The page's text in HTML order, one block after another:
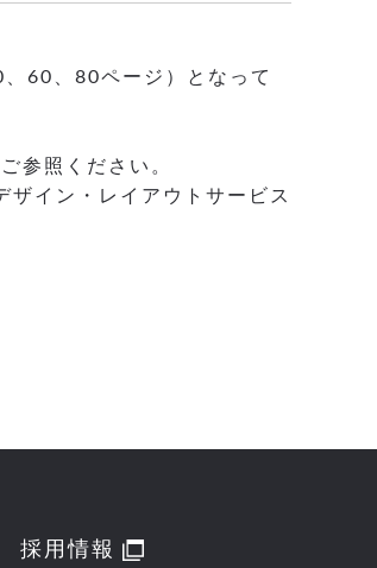
60、80ページ）となって
参照ください。
ザイン・レイアウトサービス
採用情報